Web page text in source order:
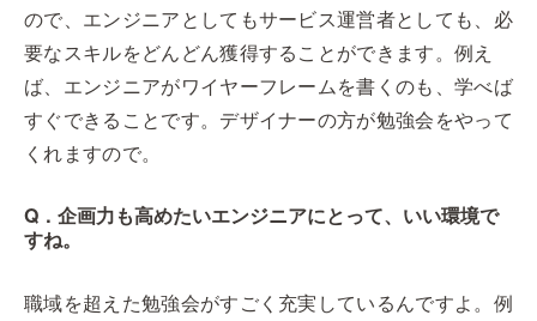
ので、エンジニアとしてもサービス運営者としても、必
要なスキルをどんどん獲得することができます。例え
ば、エンジニアがワイヤーフレームを書くのも、学べば
すぐできることです。デザイナーの方が勉強会をやって
くれますので。
Q．企画力も高めたいエンジニアにとって、いい環境で
すね。
職域を超えた勉強会がすごく充実しているんですよ。例